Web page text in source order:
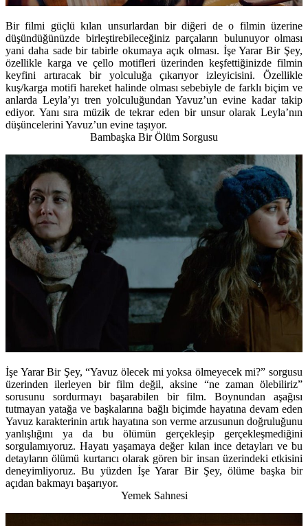
Bir filmi güçlü kılan unsurlardan bir diğeri de o filmin üzerine
düşündüğünüzde birleştirebileceğiniz parçaların bulunuyor olması
yani daha sade bir tabirle okumaya açık olması. İşe Yarar Bir Şey,
özellikle karga ve çello motifleri üzerinden keşfettiğinizde filmin
keyfini artıracak bir yolculuğa çıkarıyor izleyicisini. Özellikle
kuş/karga motifi hareket halinde olması sebebiyle de farklı biçim ve
anlarda Leyla’yı tren yolculuğundan Yavuz’un evine kadar takip
ediyor. Yanı sıra müzik de tekrar eden bir unsur olarak Leyla’nın
düşüncelerini Yavuz’un evine taşıyor.
Bambaşka Bir Ölüm Sorgusu
İşe Yarar Bir Şey, “Yavuz ölecek mi yoksa ölmeyecek mi?” sorgusu
üzerinden ilerleyen bir film değil, aksine “ne zaman ölebiliriz”
sorusunu sordurmayı başarabilen bir film. Boynundan aşağısı
tutmayan yatağa ve başkalarına bağlı biçimde hayatına devam eden
Yavuz karakterinin artık hayatına son verme arzusunun doğruluğunu
yanlışlığını ya da bu ölümün gerçekleşip gerçekleşmediğini
sorgulamıyoruz. Hayatı yaşamaya değer kılan ince detayları ve bu
detayların ölümü kurtarıcı olarak gören bir insan üzerindeki etkisini
deneyimliyoruz. Bu yüzden İşe Yarar Bir Şey, ölüme başka bir
açıdan bakmayı başarıyor.
Yemek Sahnesi